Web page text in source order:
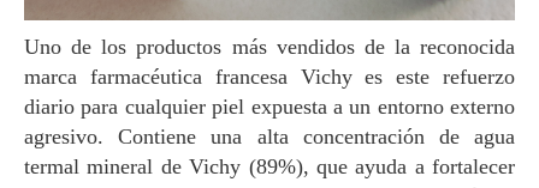
Uno de los productos más vendidos de la reconocida
marca farmacéutica francesa Vichy es este refuerzo
diario para cualquier piel expuesta a un entorno externo
agresivo. Contiene una alta concentración de agua
termal mineral de Vichy (89%), que ayuda a fortalecer